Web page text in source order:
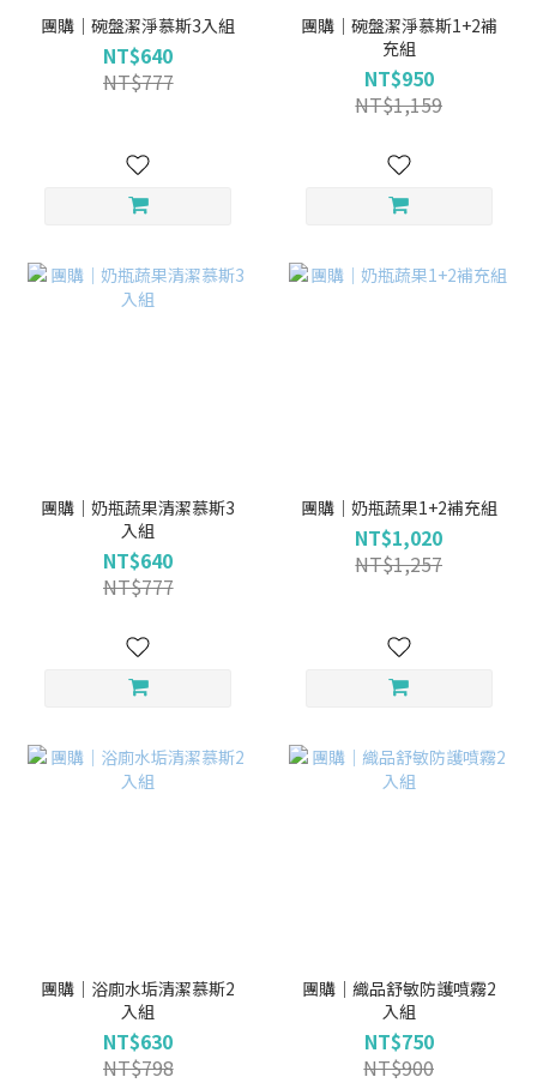
團購｜碗盤潔淨慕斯3入組
NT$640
NT$777
團購｜碗盤潔淨慕斯1+2補
充組
NT$950
NT$1,159
團購｜奶瓶蔬果清潔慕斯3
入組
NT$640
NT$777
團購｜奶瓶蔬果1+2補充組
NT$1,020
NT$1,257
團購｜浴廁水垢清潔慕斯2
入組
NT$630
NT$798
團購｜織品舒敏防護噴霧2
入組
NT$750
NT$900